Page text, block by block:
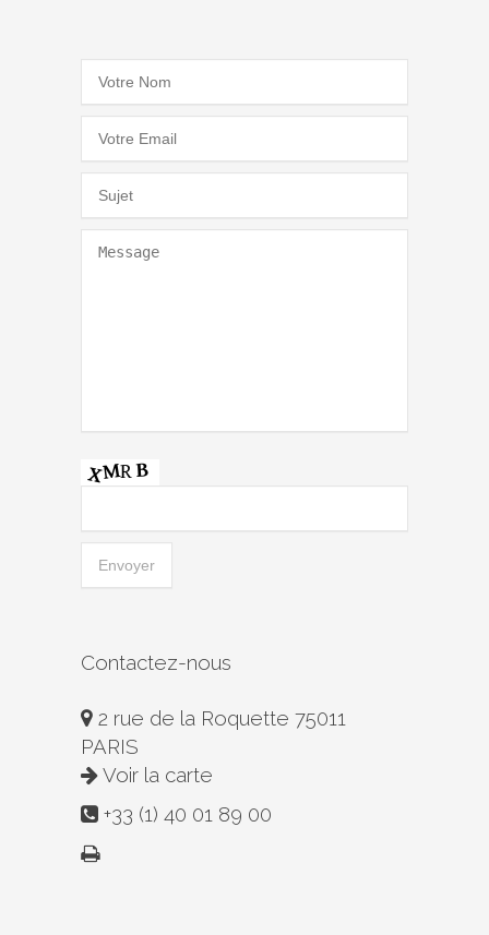
Contactez-nous
2 rue de la Roquette 75011
PARIS
Voir la carte
+33 (1) 40 01 89 00